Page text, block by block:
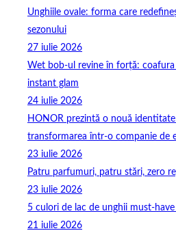
Unghiile ovale: forma care
sezonului
27 iulie 2026
Wet bob-ul revine în forță:
instant glam
24 iulie 2026
HONOR prezintă o nouă identitate
transformarea într-o companie de
23 iulie 2026
Patru parfumuri, patru stări, zero
23 iulie 2026
5 culori de lac de unghii
21 iulie 2026